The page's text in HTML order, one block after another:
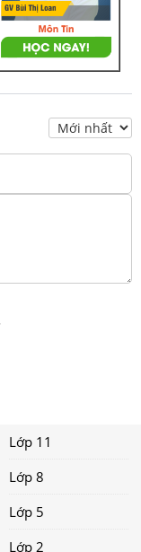
Lớp 11
Lớp 8
Lớp 5
Lớp 2